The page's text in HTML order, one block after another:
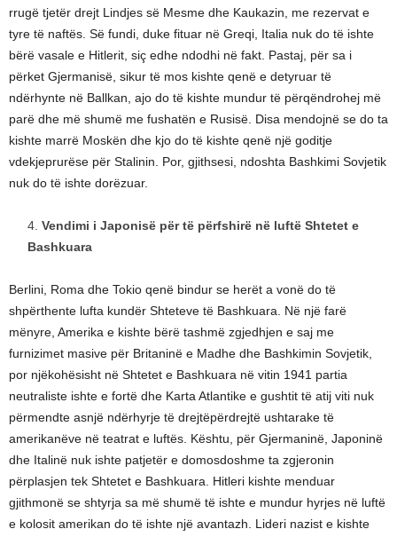
rrugë tjetër drejt Lindjes së Mesme dhe Kaukazin, me rezervat e
tyre të naftës. Së fundi, duke fituar në Greqi, Italia nuk do të ishte
bërë vasale e Hitlerit, siç edhe ndodhi në fakt. Pastaj, për sa i
përket Gjermanisë, sikur të mos kishte qenë e detyruar të
ndërhynte në Ballkan, ajo do të kishte mundur të përqëndrohej më
parë dhe më shumë me fushatën e Rusisë. Disa mendojnë se do ta
kishte marrë Moskën dhe kjo do të kishte qenë një goditje
vdekjeprurëse për Stalinin. Por, gjithsesi, ndoshta Bashkimi Sovjetik
nuk do të ishte dorëzuar.
Vendimi i Japonisë për të përfshirë në luftë Shtetet e
Bashkuara
Berlini, Roma dhe Tokio qenë bindur se herët a vonë do të
shpërthente lufta kundër Shteteve të Bashkuara. Në një farë
mënyre, Amerika e kishte bërë tashmë zgjedhjen e saj me
furnizimet masive për Britaninë e Madhe dhe Bashkimin Sovjetik,
por njëkohësisht në Shtetet e Bashkuara në vitin 1941 partia
neutraliste ishte e fortë dhe Karta Atlantike e gushtit të atij viti nuk
përmendte asnjë ndërhyrje të drejtëpërdrejtë ushtarake të
amerikanëve në teatrat e luftës. Kështu, për Gjermaninë, Japoninë
dhe Italinë nuk ishte patjetër e domosdoshme ta zgjeronin
përplasjen tek Shtetet e Bashkuara. Hitleri kishte menduar
gjithmonë se shtyrja sa më shumë të ishte e mundur hyrjes në luftë
e kolosit amerikan do të ishte një avantazh. Lideri nazist e kishte